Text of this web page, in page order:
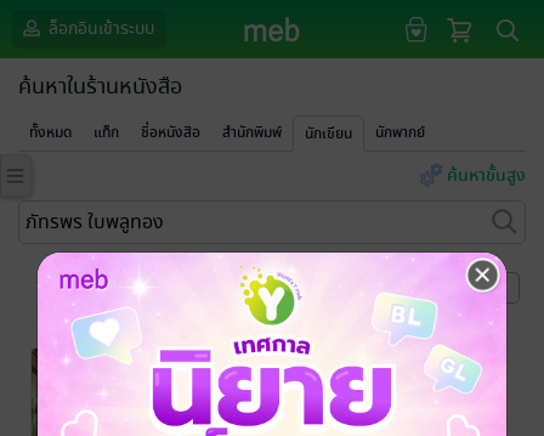
ล็อกอินเข้าระบบ
ค้นหาในร้านหนังสือ
ทั้งหมด แท็ก ชื่อหนังสือ สำนักพิมพ์ นักเขียน นักพากย์
ค้นหาขั้นสูง
หน้าที่ 1